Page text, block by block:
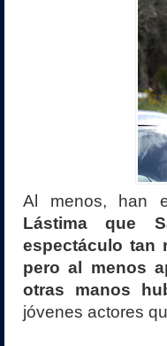
Al menos, han
Lástima que
espectáculo tan
pero al menos
otras manos
jóvenes actores